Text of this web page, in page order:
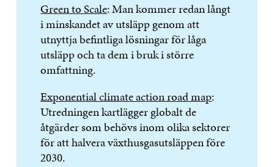
Green to Scale: Man kommer redan långt
i minskandet av utsläpp genom att
utnyttja befintliga lösningar för låga
utsläpp och ta dem i bruk i större
omfattning.
Exponential climate action road map:
Utredningen kartlägger globalt de
åtgärder som behövs inom olika sektorer
för att halvera växthusgasutsläppen före
2030.